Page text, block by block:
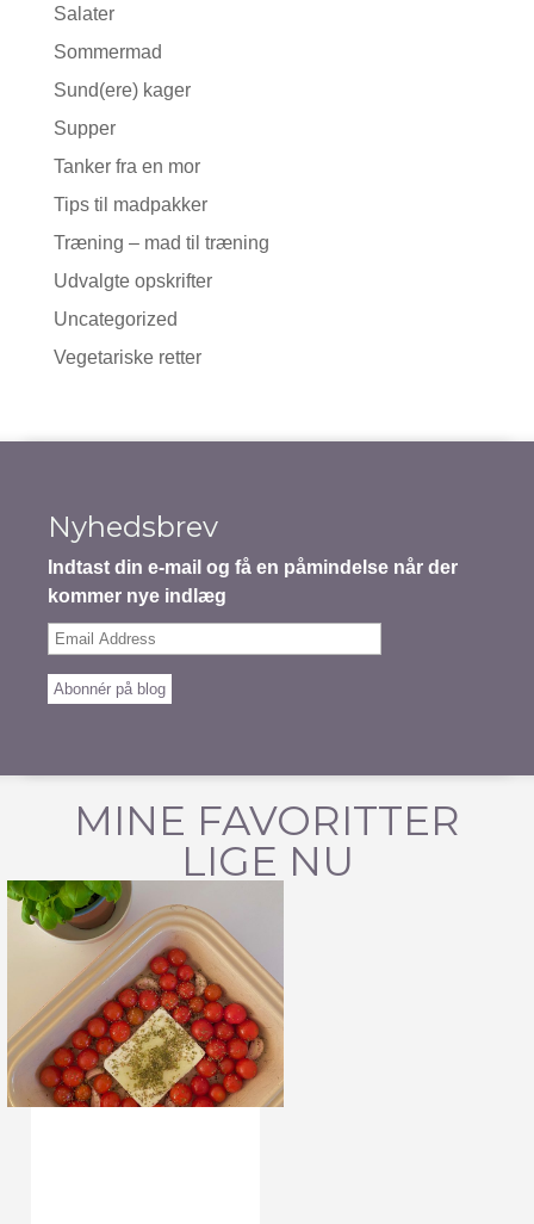
Salater
Sommermad
Sund(ere) kager
Supper
Tanker fra en mor
Tips til madpakker
Træning – mad til træning
Udvalgte opskrifter
Uncategorized
Vegetariske retter
Nyhedsbrev
Indtast din e-mail og få en påmindelse når der
kommer nye indlæg
Email
Abonnér på blog
MINE FAVORITTER
LIGE NU